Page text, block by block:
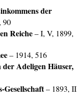
der
90
Reiche– I, V, 1899,
– 1914, 516
der Adeligen Häuser,
– 1893,